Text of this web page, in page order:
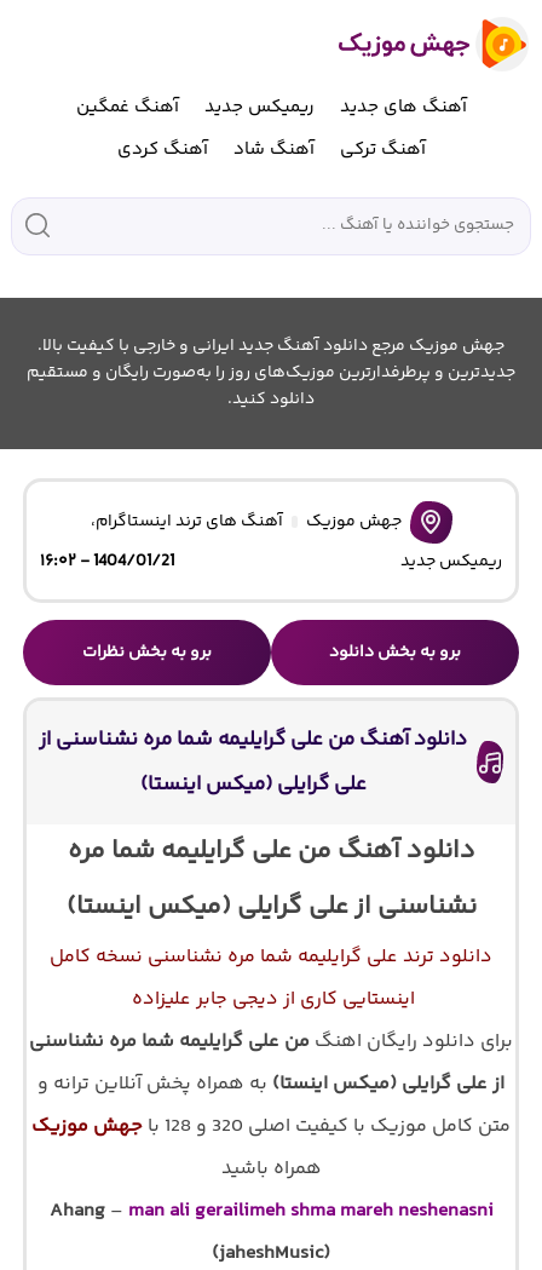
آهنگ های جدید ریمیکس جدید
آهنگ غمگین
آهنگ ترکی
آهنگ شاد آهنگ کردی
جهش موزیک مرجع دانلود آهنگ جدید ایرانی و خارجی با کیفیت بالا.
جدیدترین و پرطرفدارترین موزیک‌های روز را به‌صورت رایگان و مستقیم
دانلود کنید.
جهش موزیک آهنگ های ترند اینستاگرام،
ریمیکس جدید
1404/01/21 - ۱۶:۰۲
برو به بخش دانلود برو به بخش نظرات
دانلود آهنگ من علی گرایلیمه شما مره نشناسنی از
علی گرایلی (میکس اینستا)
دانلود آهنگ من علی گرایلیمه شما مره
نشناسنی از علی گرایلی (میکس اینستا)
دانلود ترند علی گرایلیمه شما مره نشناسنی نسخه کامل
اینستایی کاری از دیجی جابر علیزاده
برای دانلود رایگان اهنگ من علی گرایلیمه شما مره نشناسنی
از علی گرایلی (میکس اینستا) به همراه پخش آنلاین ترانه و
متن کامل موزیک با کیفیت اصلی 320 و 128 با
جهش موزیک
همراه باشید
Ahang – man ali gerailimeh shma mareh neshenasni
(jaheshMusic)